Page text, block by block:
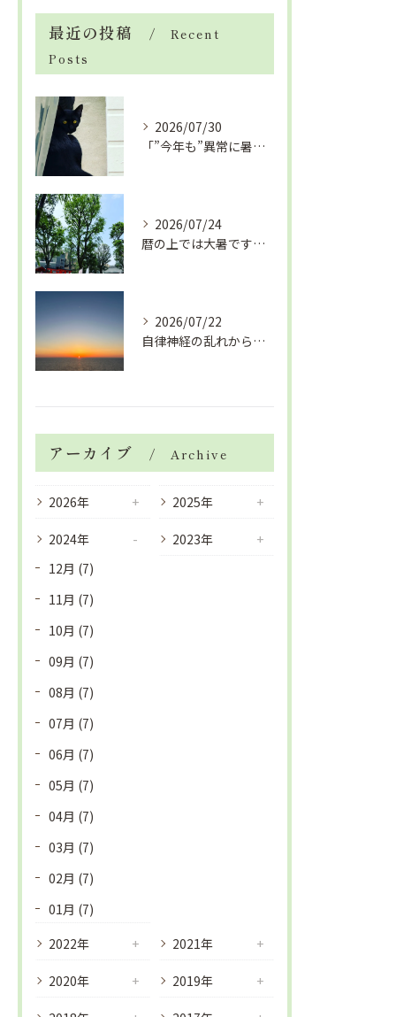
最近の投稿
Recent
Posts
2026/07/30
「”今年も”異常に暑い夏」酷暑+冷房＝夏風邪、腰痛、ひざの痛...
2026/07/24
暦の上では大暑です！腰痛や肩こりから来る頭痛
2026/07/22
自律神経の乱れから生活習慣病、血液循環の滞り
アーカイブ Archive
2026年 2025年
2024年
12月 (7)
11月 (7)
10月 (7)
09月 (7)
08月 (7)
07月 (7)
06月 (7)
05月 (7)
04月 (7)
03月 (7)
02月 (7)
01月 (7)
2023年
2022年 2021年
2020年 2019年